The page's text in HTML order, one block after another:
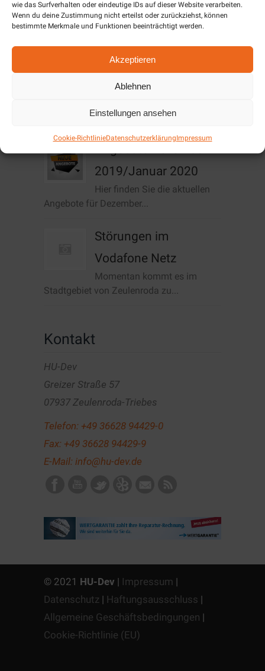
wie das Surfverhalten oder eindeutige IDs auf dieser Website verarbeiten.
Wenn du deine Zustimmung nicht erteilst oder zurückziehst, können
bestimmte Merkmale und Funktionen beeinträchtigt werden.
Akzeptieren
Ablehnen
Einstellungen ansehen
Cookie-RichtlinieDatenschutzerklärungImpressum
Alarm & SmartHome
Cookie-Richtlinie (EU)
Aktuelles / News
2019/Januar 2020
Hier finden Sie die aktuellen
Angebote für Dezember...
Störungen im
Vodafone Netz
Momentan kommt es im
Stadtgebiet von Zeulenroda zu...
Kontakt
HU-Dev
Greizer Straße 57
07937 Zeulenroda-Triebes
Telefon: +49 36628 94429-0
Fax: +49 36628 94429-9
E-Mail: info@hu-dev.de
© 2021 HU-Dev | Impressum |
Datenschutz | Haftungsausschluss |
Allgemeine Geschäftsbedingungen |
Cookie-Richtlinie (EU)